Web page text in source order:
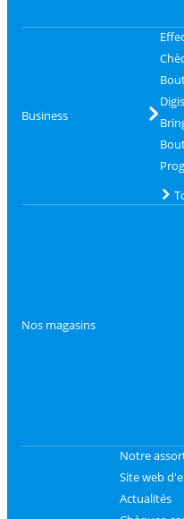
Business
Nos magasins
Notre
Site web
Actualités